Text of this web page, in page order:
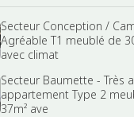
Secteur Conception /
Agréable T1 meublé de
avec climat
Secteur Baumette - Très
appartement Type 2
37m² ave